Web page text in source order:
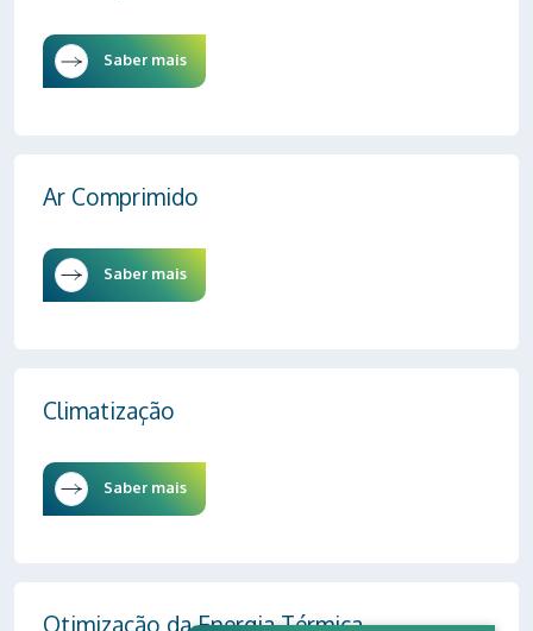
Saber mais
Ar Comprimido
Saber mais
Climatização
Saber mais
Otimização da Energia Térmica